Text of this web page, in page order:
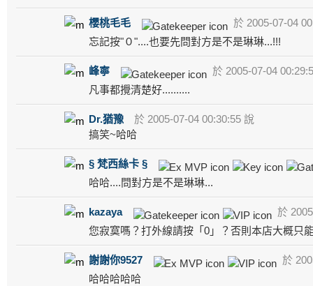
櫻桃毛毛
於 2005-07-04
忘記按"０"....也要先問對方是不是琳琳...!!!
峰寧
於 2005-07-04
凡事都攪清楚好..........
Dr.猶豫
於 2005-07-04 00:30:55 說
搞笑~哈哈
§ 梵西絲卡 §
哈哈....問對方是不是琳琳...
kazaya
於
您寂寞嗎？打外線請按「0」？否則本店大概只
謝謝你9527
於
哈哈哈哈哈